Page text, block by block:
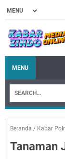
MENU
Beranda / Kabar
Tanaman